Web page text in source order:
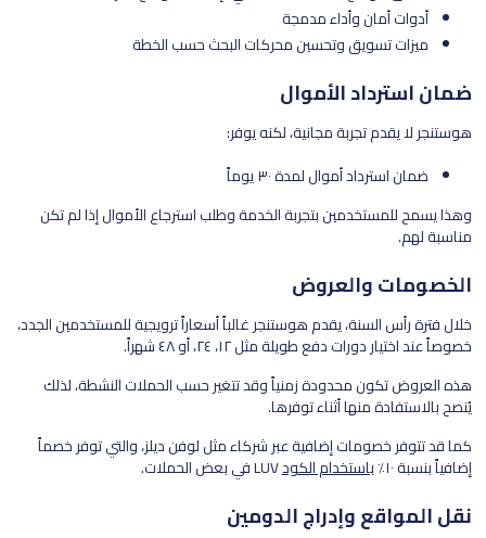
أدوات أمان وأداء مدمجة
ميزات تسويق وتحسين محركات البحث حسب الخطة
ضمان استرداد الأموال
هوستنجر لا يقدم تجربة مجانية، لكنه يوفر:
ضمان استرداد أموال لمدة ٣٠ يوماً
وهذا يسمح للمستخدمين بتجربة الخدمة وطلب استرجاع الأموال إذا لم تكن
مناسبة لهم.
الخصومات والعروض
خلال فترة رأس السنة، يقدم هوستنجر غالباً أسعاراً ترويجية للمستخدمين الجدد،
خصوصاً عند اختيار دورات دفع طويلة مثل ١٢، ٢٤، أو ٤٨ شهراً.
هذه العروض تكون محدودة زمنياً وقد تتغير حسب الحملات النشطة، لذلك
يُنصح بالاستفادة منها أثناء توفرها.
كما قد تتوفر خصومات إضافية عبر شركاء مثل لوفن ديلز، والتي توفر خصماً
إضافياً بنسبة ١٠٪ باستخدام الكودLUV في بعض الحملات.
نقل المواقع وإدراج الدومين